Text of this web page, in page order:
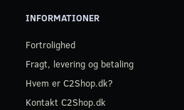
INFORMATIONER
Fortrolighed
Fragt, levering og betaling
Hvem er C2Shop.dk?
Kontakt C2Shop.dk